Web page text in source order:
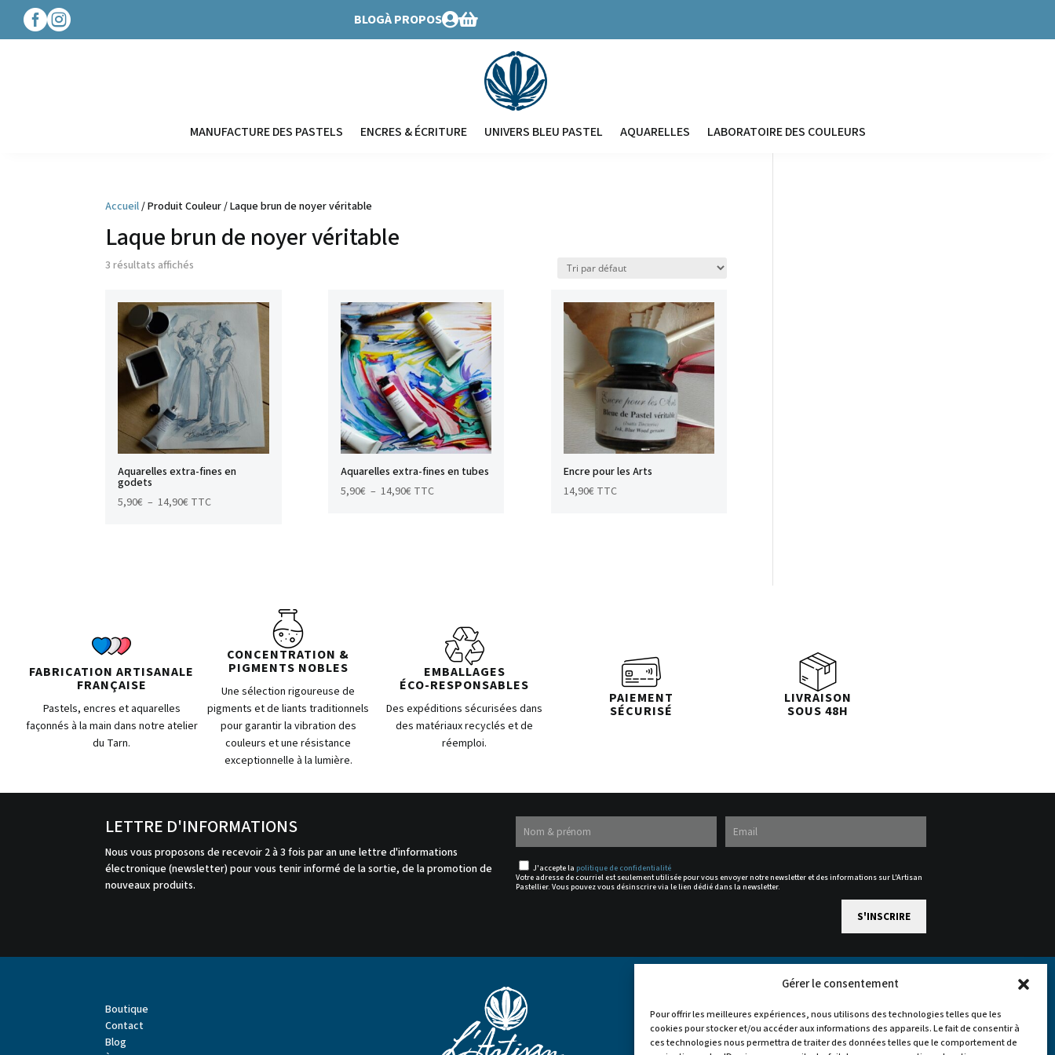
Gérer le consentement
Pour offrir les meilleures expériences, nous utilisons des technologies telles que les
cookies pour stocker et/ou accéder aux informations des appareils. Le fait de consentir à
ces technologies nous permettra de traiter des données telles que le comportement de
 BLOGÀ PROPOS
MANUFACTURE DES PASTELS ENCRES & ÉCRITURE UNIVERS BLEU PASTEL AQUARELLES LABORATOIRE DES COULEURS
Accueil/ Produit Couleur / Laque brun de noyer véritable
Laque brun de noyer véritable
3 résultats affichés
Aquarelles extra-fines en
godets
5,90€ – 14,90€Plage
TTC
Aquarelles extra-fines en tubes
5,90€ – 14,90€Plage
TTC
Encre pour les Arts
14,90€ TTC
FABRICATION ARTISANALE
FRANÇAISE
Pastels, encres et aquarelles
façonnés à la main dans notre atelier
du Tarn.
CONCENTRATION &
PIGMENTS NOBLES
Une sélection rigoureuse de
pigments et de liants traditionnels
pour garantir la vibration des
couleurs et une résistance
exceptionnelle à la lumière.
EMBALLAGES
ÉCO-RESPONSABLES
Des expéditions sécurisées dans
des matériaux recyclés et de
réemploi.
PAIEMENT
SÉCURISÉ
LIVRAISON
SOUS 48H
LETTRE D'INFORMATIONS
Nous vous proposons de recevoir 2 à 3 fois par an une lettre d'informations
électronique (newsletter) pour vous tenir informé de la sortie, de la promotion de
nouveaux produits.
J'accepte la politique de confidentialité
Votre adresse de courriel est seulement utilisée pour vous envoyer notre newsletter et des informations sur L'Artisan
Pastellier. Vous pouvez vous désinscrire via le lien dédié dans la newsletter.
Boutique
Contact
Blog